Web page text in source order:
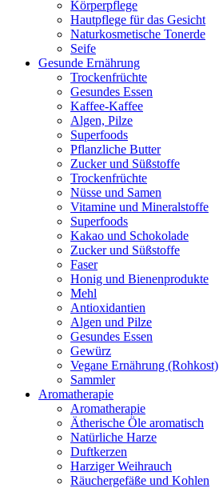
Körperpflege
Hautpflege für das Gesicht
Naturkosmetische Tonerde
Seife
Gesunde Ernährung
Trockenfrüchte
Gesundes Essen
Kaffee-Kaffee
Algen, Pilze
Superfoods
Pflanzliche Butter
Zucker und Süßstoffe
Trockenfrüchte
Nüsse und Samen
Vitamine und Mineralstoffe
Superfoods
Kakao und Schokolade
Zucker und Süßstoffe
Faser
Honig und Bienenprodukte
Mehl
Antioxidantien
Algen und Pilze
Gesundes Essen
Gewürz
Vegane Ernährung (Rohkost)
Sammler
Aromatherapie
Aromatherapie
Ätherische Öle aromatisch
Natürliche Harze
Duftkerzen
Harziger Weihrauch
Räuchergefäße und Kohlen